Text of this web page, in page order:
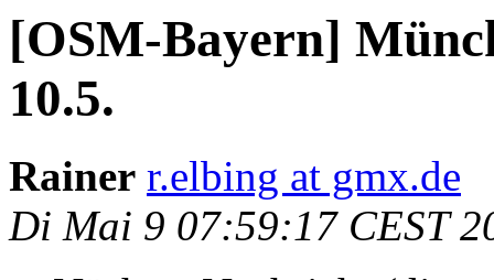
[OSM-Bayern]
10.5.
Rainer r.elbing at gmx.de
Di Mai 9 07:59:17 CEST